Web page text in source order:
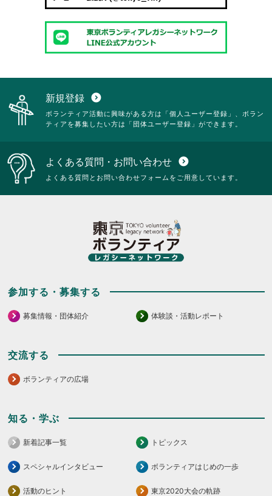
新規登録 expand_circle_down
ボランティア活動に興味がある方は「個人ユーザー登録」、ボラン
ティアを募集したい方は「団体ユーザー登録」ができます。
よくある質問・お問い合わせ expand_circle_down
よくある質問とお問い合わせフォームをご用意しています。
参加する・募集する
募集情報・団体紹介 体験談・活動レポート
交流する
ボランティアの広場
知る・学ぶ
新着記事一覧 トピックス
スペシャルインタビュー ボランティアはじめの一歩
活動のヒント 東京2020大会の軌跡